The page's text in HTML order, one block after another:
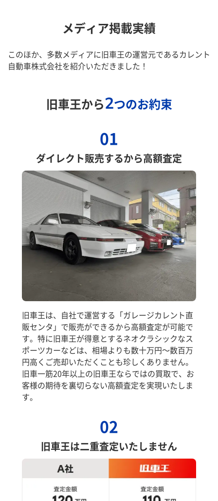
メディア掲載実績
このほか、多数メディアに旧車王の運営元であるカレント
自動車株式会社を紹介いただきました！
旧車王から2つのお約束
01
ダイレクト販売するから高額査定
旧車王は、自社で運営する「ガレージカレント直
販センタ」で販売ができるから高額査定が可能で
す。特に旧車王が得意とするネオクラシックなス
ポーツカーなどは、相場よりも数十万円～数百万
円高くご売却いただくことも珍しくありません。
旧車一筋20年以上の旧車王ならではの買取で、お
客様の期待を裏切らない高額査定を実現いたしま
す。
02
旧車王は二重査定いたしません